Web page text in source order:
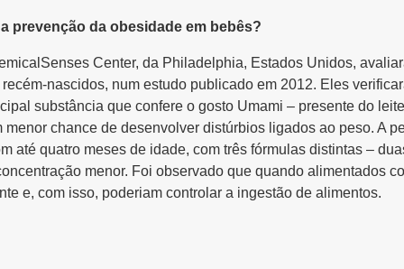
prevenção da obesidade em bebês?
Center, da Philadelphia, Estados Unidos,
nascidos, num estudo publicado em 2012. Eles
substância que confere o gosto Umami – presente do
chance de desenvolver distúrbios ligados ao peso. A
até quatro meses de idade, com três fórmulas distintas –
menor. Foi observado que quando alimentados
e, com isso, poderiam controlar a ingestão de alimentos.